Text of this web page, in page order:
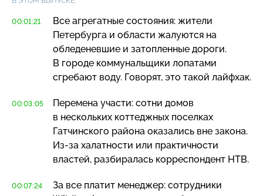
00:01:21
Все агрегатные состояния: жители
Петербурга и области жалуются на
обледеневшие и затопленные дороги.
В городе коммунальщики лопатами
сгребают воду. Говорят, это такой лайфхак.
00:03:05
Перемена участи: сотни домов
в нескольких коттеджных поселках
Гатчинского района оказались вне закона.
Из-за халатности или практичности
властей, разбиралась корреспондент НТВ.
00:07:24
За все платит менеджер: сотрудники